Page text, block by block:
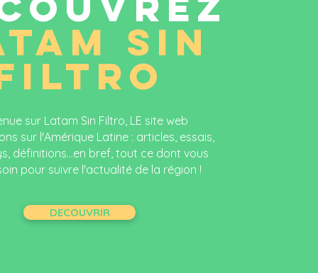
SIN
sur Latam Sin Filtro, LE site web
sur l'Amérique Latine : articles, essais,
définitions...en bref, tout ce dont vous
pour suivre l'actualité de la région !
DECOUVRIR